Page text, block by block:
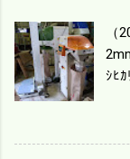
機
題
っ
の
み
（
ｼﾋ
ず
に